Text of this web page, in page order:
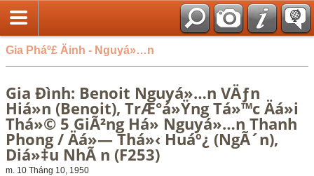
Gia Pháº£ Äinh - Nguyá»…n
Gia Đình: Benoit Nguyá»…n VÄƒn
Hiá»n (Benoit), TrÆ°á»Ÿng Tá»™c Äá»i
Thá»© 5 GiÃ²ng Há» Nguyá»…n Thanh
Phong / Äá»— Thá»‹ Huáº¿ (NgÃ´n),
Diá»‡u NhÃ n (F253)
m. 10 Tháng 10, 1950